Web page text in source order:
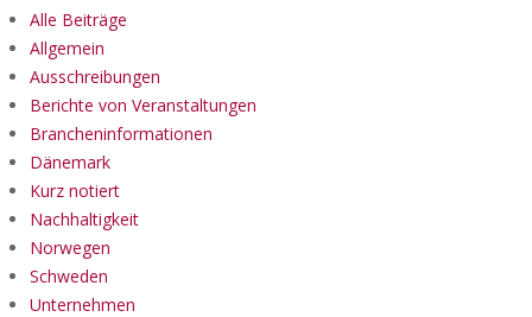
Alle Beiträge
Allgemein
Ausschreibungen
Berichte von Veranstaltungen
Brancheninformationen
Dänemark
Kurz notiert
Nachhaltigkeit
Norwegen
Schweden
Unternehmen